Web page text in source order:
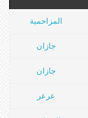
المزاحمية
جازان
جازان
عرعر